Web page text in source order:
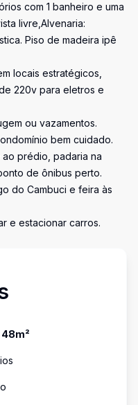
com 1 banheiro e uma
livre,Alvenaria:
Piso de madeira ipê
locais estratégicos,
220v para eletros e
ou vazamentos.
bem cuidado.
prédio, padaria na
de ônibus perto.
do Cambuci e feira às
e estacionar carros.
48m²
s